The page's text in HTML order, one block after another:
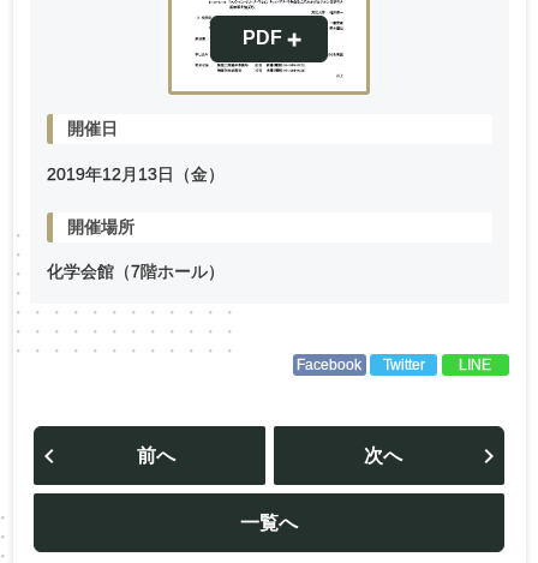
開催日
2019年12 月 13日（金）
開催場所
化学会館（7階ホール）
Facebook Twitter LINE
投
ビ
ー
シ
ョ
前へ
一覧へ
次へ